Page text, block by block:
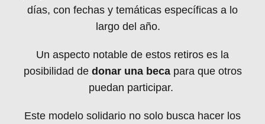
días, con fechas y temáticas específicas a lo
largo del año.
Un aspecto notable de estos retiros es la
posibilidad de donar una becapara que otros
puedan participar.
Este modelo solidario no solo busca hacer los